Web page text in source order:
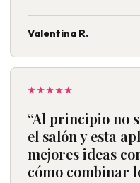
Valentina R.
★★★★★
“Al principio no
el salón y esta
mejores ideas
cómo combinar